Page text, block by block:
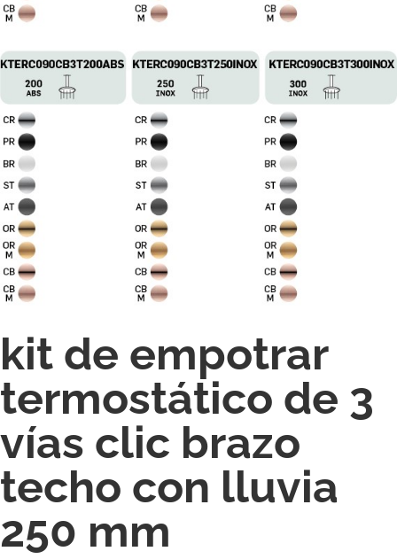
kit de empotrar
termostático de 3
vías clic brazo
techo con lluvia
250 mm